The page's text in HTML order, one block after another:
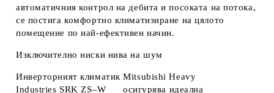
автоматичния контрол на дебита и посоката на потока,
се постига комфортно климатизиране на цялото
помещение по най-ефективен начин.
Изключително ниски нива на шум
Инверторният климатик Mitsubishi Heavy
Industries SRK ZS–W осигурява идеална